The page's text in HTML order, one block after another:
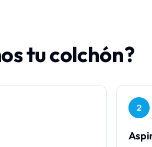
tu colchón?
2